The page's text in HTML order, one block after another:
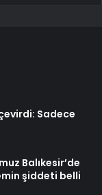
Sadece
Balıkesir’de
şiddeti belli